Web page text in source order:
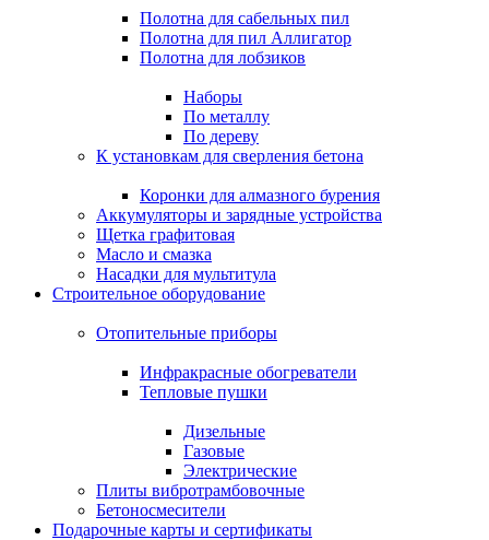
Полотна для сабельных пил
Полотна для пил Аллигатор
Полотна для лобзиков
Наборы
По металлу
По дереву
К установкам для сверления бетона
Коронки для алмазного бурения
Аккумуляторы и зарядные устройства
Щетка графитовая
Масло и смазка
Насадки для мультитула
Строительное оборудование
Отопительные приборы
Инфракрасные обогреватели
Тепловые пушки
Дизельные
Газовые
Электрические
Плиты вибротрамбовочные
Бетоносмесители
Подарочные карты и сертификаты